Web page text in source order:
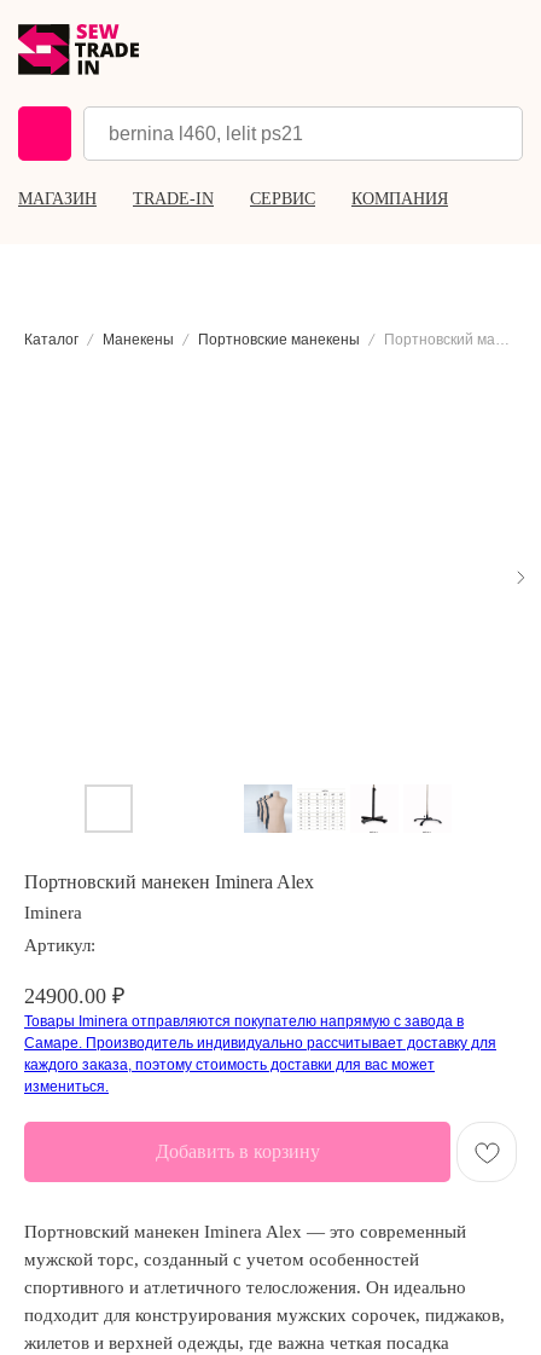
МАГАЗИН TRADE-IN СЕРВИС КОМПАНИЯ
Каталог Манекены Портновские манекены Портновский манекен Iminera Alex
Портновский манекен Iminera Alex
Iminera
Артикул:
24900.00 ₽
Товары Iminera отправляются покупателю напрямую с завода в
Самаре. Производитель индивидуально рассчитывает доставку для
каждого заказа, поэтому стоимость доставки для вас может
измениться.
Добавить в корзину
Портновский манекен Iminera Alex — это современный
мужской торс, созданный с учетом особенностей
спортивного и атлетичного телосложения. Он идеально
подходит для конструирования мужских сорочек, пиджаков,
жилетов и верхней одежды, где важна четкая посадка